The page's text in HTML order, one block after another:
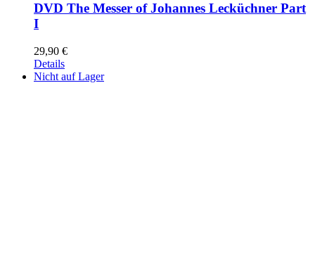
DVD The Messer of Johannes Lecküchner Part
I
29,90 €
Details
Nicht auf Lager